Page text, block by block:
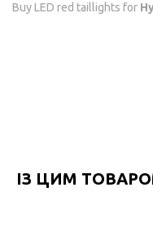
Buy LED red taillights for
ІЗ ЦИМ